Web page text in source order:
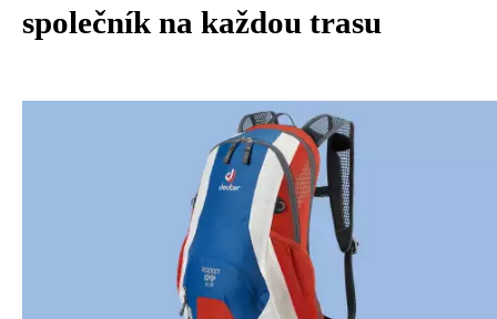
společník na každou trasu